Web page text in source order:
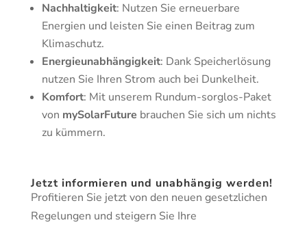
Nachhaltigkeit: Nutzen Sie erneuerbare
Energien und leisten Sie einen Beitrag zum
Klimaschutz.
Energieunabhängigkeit: Dank Speicherlösung
nutzen Sie Ihren Strom auch bei Dunkelheit.
Komfort: Mit unserem Rundum-sorglos-Paket
von mySolarFuture brauchen Sie sich um nichts
zu kümmern.
Jetzt informieren und unabhängig werden!
Profitieren Sie jetzt von den neuen gesetzlichen
Regelungen und steigern Sie Ihre